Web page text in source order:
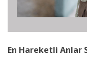
En Hareketli Anlar